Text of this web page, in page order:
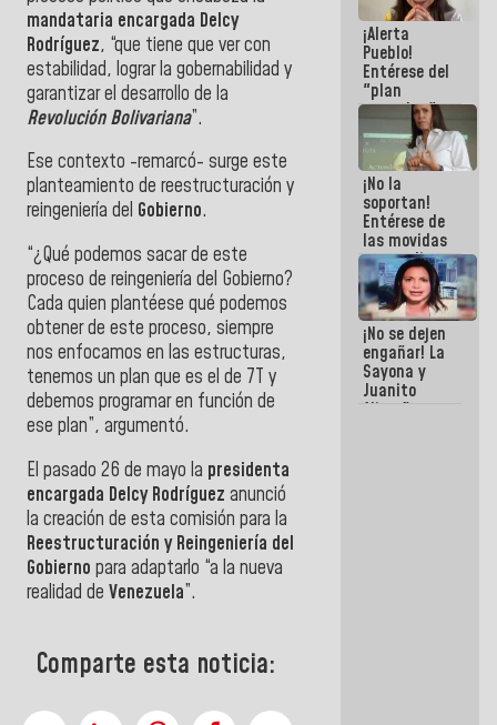
mandataria encargada Delcy
Rodríguez, “que tiene que ver con
estabilidad, lograr la gobernabilidad y
garantizar el desarrollo de la
Revolución Bolivariana”.
Ese contexto -remarcó- surge este
planteamiento de reestructuración y
reingeniería del Gobierno.
“¿Qué podemos sacar de este
proceso de reingeniería del Gobierno?
Cada quien plantéese qué podemos
obtener de este proceso, siempre
nos enfocamos en las estructuras,
tenemos un plan que es el de 7T y
debemos programar en función de
ese plan”, argumentó.
El pasado 26 de mayo la presidenta
encargada Delcy Rodríguez anunció
la creación de esta comisión para la
Reestructuración y Reingeniería del
Gobierno para adaptarlo “a la nueva
realidad de Venezuela”.
Comparte esta noticia:
de Energía
Eléctrica y
CORPOELEC
¡Alerta
Pueblo!
Entérese del
"plan
enjambre"
de La Sayo
para
sabotear el
diálogo y
promover el
caos
¡No la
soportan!
Entérese de
las movidas
que realizan
antiguos
cómplices
de La Sayo
para
sacudírsela
¡No se dejen
engañar! La
Sayona y
Juanito
Alimaña son